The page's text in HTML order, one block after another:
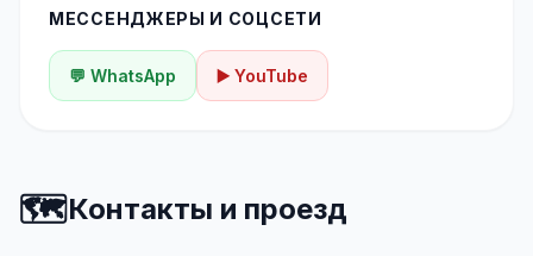
МЕССЕНДЖЕРЫ И СОЦСЕТИ
💬 WhatsApp ▶️ YouTube
🗺️Контакты и проезд